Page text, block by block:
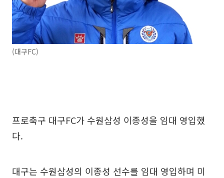
(대구FC)
프로축구 대구FC가 수원삼성 이종성을 임대 영입했
다.
대구는 수원삼성의 이종성 선수를 임대 영입하며 미